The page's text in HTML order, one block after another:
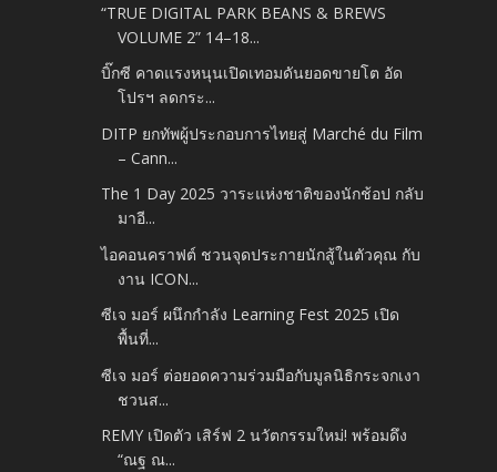
“TRUE DIGITAL PARK BEANS & BREWS
VOLUME 2” 14–18...
บิ๊กซี คาดแรงหนุนเปิดเทอมดันยอดขายโต อัด
โปรฯ ลดกระ...
DITP ยกทัพผู้ประกอบการไทยสู่ Marché du Film
– Cann...
The 1 Day 2025​ วาระแห่งชาติของนักช้อป กลับ
มาอี...
ไอคอนคราฟต์ ชวนจุดประกายนักสู้ในตัวคุณ กับ
งาน ICON...
ซีเจ มอร์ ผนึกกำลัง Learning Fest 2025 เปิด
พื้นที่...
ซีเจ มอร์ ต่อยอดความร่วมมือกับมูลนิธิกระจกเงา
ชวนส...
REMY เปิดตัว เสิร์ฟ 2 นวัตกรรมใหม่! พร้อมดึง
“ณฐ ณ...